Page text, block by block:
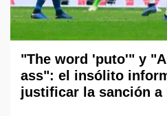
"The word 'puto'" y
ass": el insólito
justificar la sanción a